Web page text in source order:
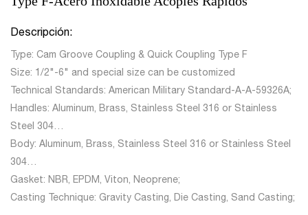
Descripción:
Type: Cam Groove Coupling & Quick Coupling Type F
Size: 1/2"-6" and special size can be customized
Technical Standards: American Military Standard-A-A-59326A;
Handles: Aluminum, Brass, Stainless Steel 316 or Stainless
Steel 304…
Body: Aluminum, Brass, Stainless Steel 316 or Stainless Steel
304…
Gasket: NBR, EPDM, Viton, Neoprene;
Casting Technique: Gravity Casting, Die Casting, Sand Casting;